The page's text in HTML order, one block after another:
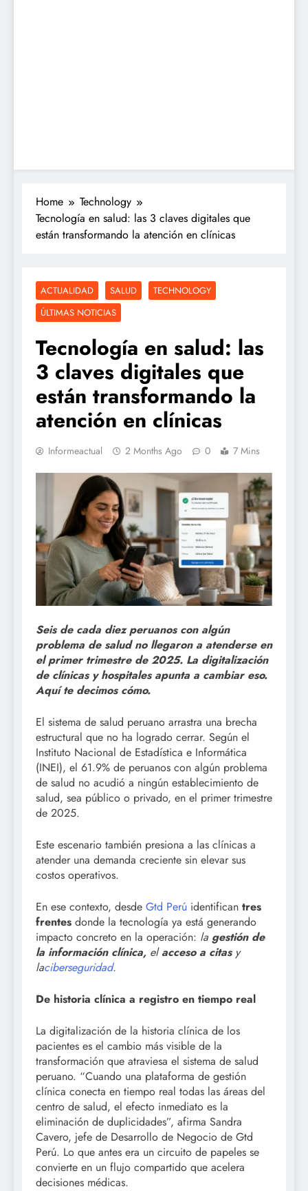
Home
Technology
Tecnología en salud: las 3 claves digitales que
están transformando la atención en clínicas
ACTUALIDAD SALUD
TECHNOLOGY
ÚLTIMAS NOTICIAS
Tecnología en salud: las
3 claves digitales que
están transformando la
atención en clínicas
Informeactual 2 Months Ago 0 7 Mins
Seis de cada diez peruanos con algún
problema de salud no llegaron a atenderse en
el primer trimestre de 2025. La digitalización
de clínicas y hospitales apunta a cambiar eso.
Aquí te decimos cómo.
El sistema de salud peruano arrastra una brecha
estructural que no ha logrado cerrar. Según el
Instituto Nacional de Estadística e Informática
(INEI), el 61.9% de peruanos con algún problema
de salud no acudió a ningún establecimiento de
salud, sea público o privado, en el primer trimestre
de 2025.
Este escenario también presiona a las clínicas a
atender una demanda creciente sin elevar sus
costos operativos.
En ese contexto, desde Gtd Perú identifican tres
frentes donde la tecnología ya está generando
impacto concreto en la operación: la gestión de
la información clínica, elacceso a citas y
laciberseguridad.
De historia clínica a registro en tiempo real
La digitalización de la historia clínica de los
pacientes es el cambio más visible de la
transformación que atraviesa el sistema de salud
peruano. “Cuando una plataforma de gestión
clínica conecta en tiempo real todas las áreas del
centro de salud, el efecto inmediato es la
eliminación de duplicidades”, afirma Sandra
Cavero, jefe de Desarrollo de Negocio de Gtd
Perú. Lo que antes era un circuito de papeles se
convierte en un flujo compartido que acelera
decisiones médicas.